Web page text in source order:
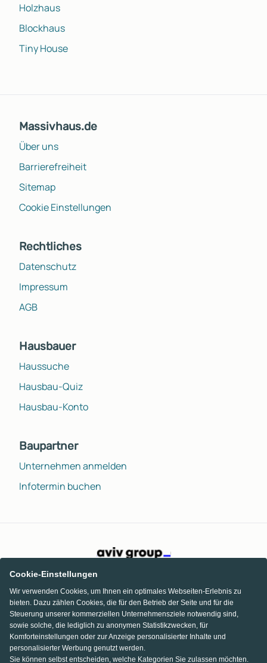
Holzhaus
Blockhaus
Tiny House
Massivhaus.de
Über uns
Barrierefreiheit
Sitemap
Cookie Einstellungen
Rechtliches
Datenschutz
Impressum
AGB
Hausbauer
Haussuche
Hausbau-Quiz
Hausbau-Konto
Baupartner
Unternehmen anmelden
Infotermin buchen
Cookie-Einstellungen
Wir verwenden Cookies, um Ihnen ein optimales Webseiten-Erlebnis zu
bieten. Dazu zählen Cookies, die für den Betrieb der Seite und für die
Steuerung unserer kommerziellen Unternehmensziele notwendig sind,
sowie solche, die lediglich zu anonymen Statistikzwecken, für
Komforteinstellungen oder zur Anzeige personalisierter Inhalte und
personalisierter Werbung genutzt werden.
Sie können selbst entscheiden, welche Kategorien Sie zulassen möchten.